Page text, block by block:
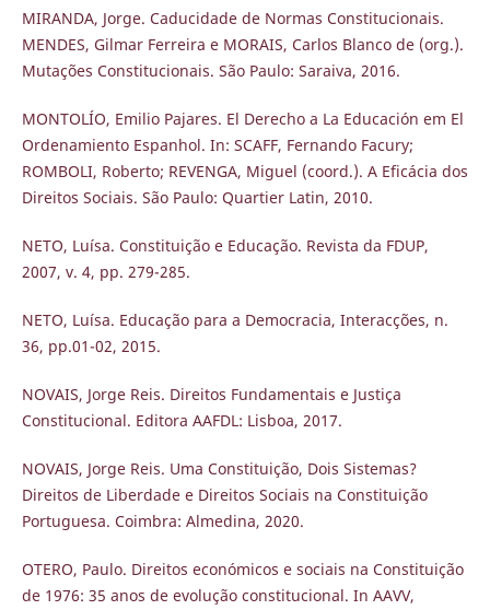
MIRANDA, Jorge. Caducidade de Normas Constitucionais.
MENDES, Gilmar Ferreira e MORAIS, Carlos Blanco de (org.).
Mutações Constitucionais. São Paulo: Saraiva, 2016.
MONTOLÍO, Emilio Pajares. El Derecho a La Educación em El
Ordenamiento Espanhol. In: SCAFF, Fernando Facury;
ROMBOLI, Roberto; REVENGA, Miguel (coord.). A Eficácia dos
Direitos Sociais. São Paulo: Quartier Latin, 2010.
NETO, Luísa. Constituição e Educação. Revista da FDUP,
2007, v. 4, pp. 279-285.
NETO, Luísa. Educação para a Democracia, Interacções, n.
36, pp.01-02, 2015.
NOVAIS, Jorge Reis. Direitos Fundamentais e Justiça
Constitucional. Editora AAFDL: Lisboa, 2017.
NOVAIS, Jorge Reis. Uma Constituição, Dois Sistemas?
Direitos de Liberdade e Direitos Sociais na Constituição
Portuguesa. Coimbra: Almedina, 2020.
OTERO, Paulo. Direitos económicos e sociais na Constituição
de 1976: 35 anos de evolução constitucional. In AAVV,